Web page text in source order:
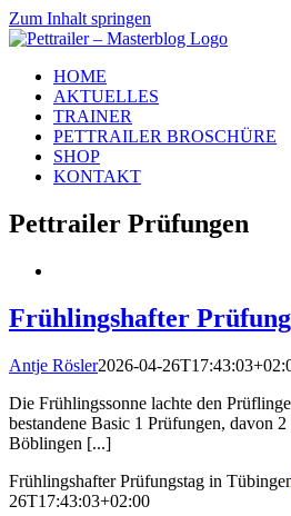
Zum Inhalt springen
HOME
AKTUELLES
TRAINER
PETTRAILER BROSCHÜRE
SHOP
KONTAKT
Pettrailer Prüfungen
Frühlingshafter
Antje Rösler2026-04-
Die Frühlingssonne lachte den
bestandene Basic 1 Prüfungen, davon
Böblingen [...]
Frühlingshafter Prüfungstag in
26T17:43:03+02:00